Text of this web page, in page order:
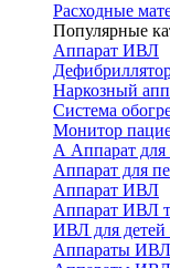
Расходные
Популярные
Аппарат ИВЛ
Наркозный
Система
Монитор
А Аппарат для
Аппарат для
Аппарат ИВЛ
Аппарат ИВЛ
ИВЛ для
Аппараты ИВЛ